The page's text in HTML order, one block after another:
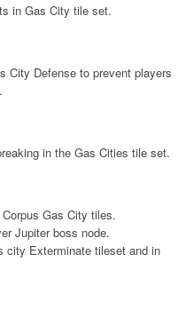
in Gas City tile set.
City Defense to prevent players
in the Gas Cities tile set.
Gas City tiles.
Jupiter boss node.
city Exterminate tileset and in